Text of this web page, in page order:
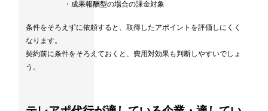
・成果報酬型の場合の課金対象
条件をそろえずに依頼すると、取得したアポイントを評価しにくく
なります。
契約前に条件をそろえておくと、費用対効果も判断しやすいでしょ
う。